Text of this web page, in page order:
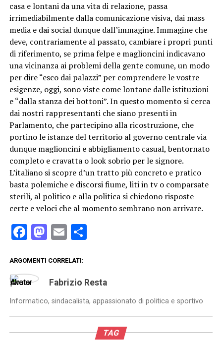
casa e lontani da una vita di relazione, passa
irrimediabilmente dalla comunicazione visiva, dai mass
media e dai social dunque dall’immagine. Immagine che
deve, contrariamente al passato, cambiare i propri punti
di riferimento, se prima felpe e maglioncini indicavano
una vicinanza ai problemi della gente comune, un modo
per dire “esco dai palazzi” per comprendere le vostre
esigenze, oggi, sono viste come lontane dalle istituzioni
e “dalla stanza dei bottoni”. In questo momento si cerca
dai nostri rappresentanti che siano presenti in
Parlamento, che partecipino alla ricostruzione, che
portino le istanze del territorio al governo centrale via
dunque maglioncini e abbigliamento casual, bentornato
completo e cravatta o look sobrio per le signore.
L’italiano si scopre d’un tratto più concreto e pratico
basta polemiche e discorsi fiume, liti in tv o comparsate
sterili, al politico e alla politica si chiedono risposte
certe e veloci che al momento sembrano non arrivare.
Facebook
Mastodon
EmailCondividi
ARGOMENTI CORRELATI:
Fabrizio Resta
Informatico, sindacalista, appassionato di politica e sportivo
TAG